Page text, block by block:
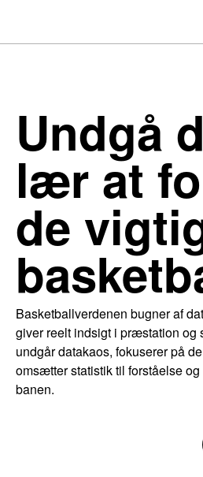
Undgå
lær at
de
Basketballverdenen bugner af
giver reelt indsigt i præstation og
undgår datakaos, fokuserer på
omsætter statistik til forståelse
banen.